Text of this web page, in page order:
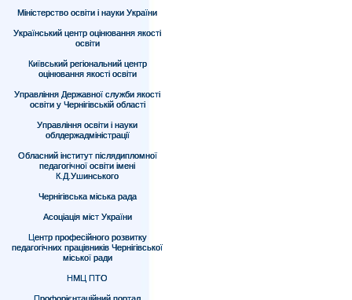
Міністерство освіти і науки України
Український центр оцінювання якості
освіти
Київський регіональний центр
оцінювання якості освіти
Управління Державної служби якості
освіти у Чернігівській області
Управління освіти і науки
облдержадміністрації
Обласний інститут післядипломної
педагогічної освіти імені
К.Д.Ушинського
Чернігівська міська рада
Асоціація міст України
Центр професійного розвитку
педагогічних працівників Чернігівської
міської ради
НМЦ ПТО